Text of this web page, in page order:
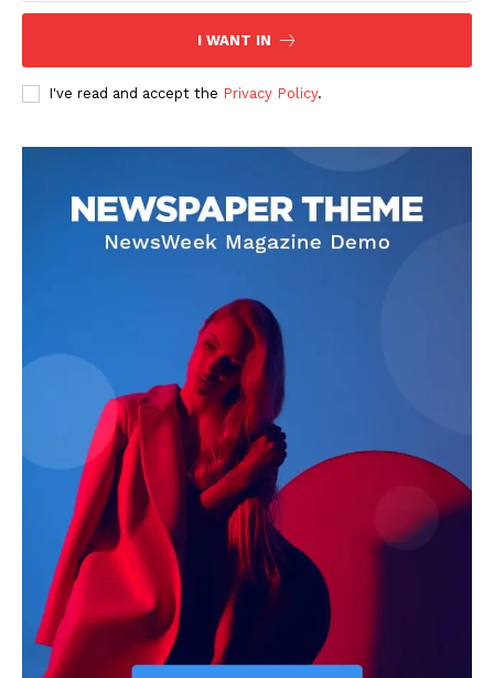
AIN NEWS 1
Contact Us
Privacy Policy
Terms of Use Agreement
Facebook
X WhatsApp
Share
I WANT IN
I've read and accept the Privacy Policy.